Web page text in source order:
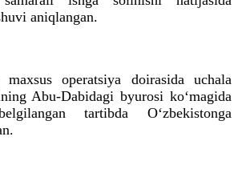
aniqlangan.
operatsiya doirasida uchala
Abu-Dabidagi byurosi koʻmagida
tartibda Oʻzbekistonga